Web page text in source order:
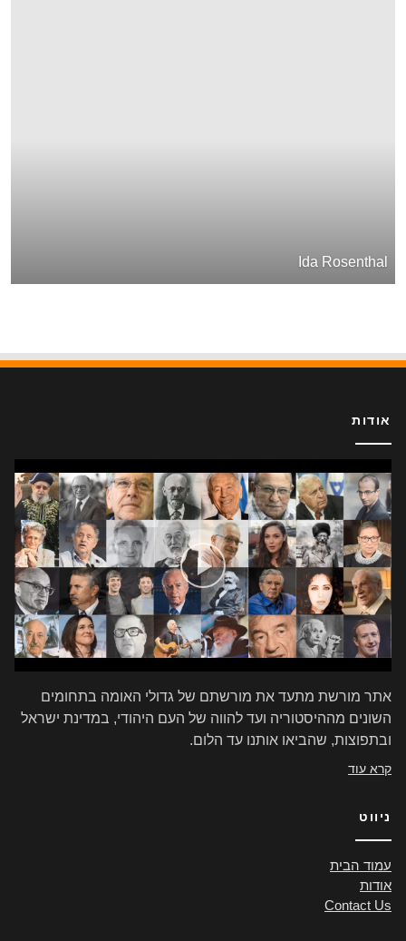
Ida Rosenthal
אודות
אתר מורשת מתעד את מורשתם של גדולי האומה בתחומים
השונים מההיסטוריה ועד להווה של העם היהודי, במדינת ישראל
ובתפוצות, שהביאו אותנו עד הלום.
קרא עוד
ניווט
עמוד הבית
אודות
Contact Us